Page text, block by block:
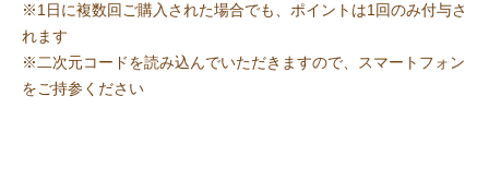
※1日に複数回ご購入された場合でも、ポイントは1回のみ付与さ
れます
※二次元コードを読み込んでいただきますので、スマートフォン
をご持参ください